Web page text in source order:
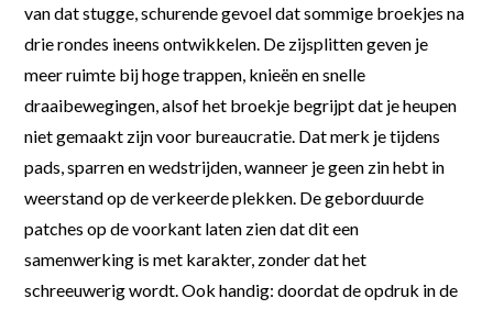
van dat stugge, schurende gevoel dat sommige broekjes na
drie rondes ineens ontwikkelen. De zijsplitten geven je
meer ruimte bij hoge trappen, knieën en snelle
draaibewegingen, alsof het broekje begrijpt dat je heupen
niet gemaakt zijn voor bureaucratie. Dat merk je tijdens
pads, sparren en wedstrijden, wanneer je geen zin hebt in
weerstand op de verkeerde plekken. De geborduurde
patches op de voorkant laten zien dat dit een
samenwerking is met karakter, zonder dat het
schreeuwerig wordt. Ook handig: doordat de opdruk in de